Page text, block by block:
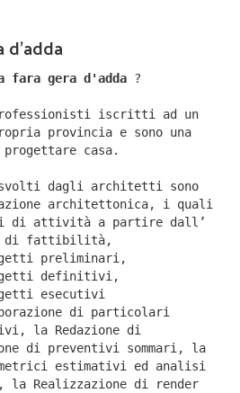
d'adda
fara gera d'adda ?
iscritti ad un
provincia e sono una
casa.
dagli architetti sono
architettonica, i quali
di attività a partire dall’
di fattibilità,
preliminari,
definitivi,
esecutivi
di particolari
la Redazione di
di preventivi sommari, la
metrici estimativi ed analisi
la Realizzazione di render